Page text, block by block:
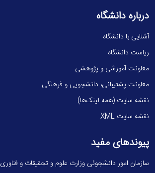
درباره دانشگاه
آشنایی با دانشگاه
ریاست دانشگاه
معاونت آموزشی و پژوهشی
معاونت پشتیبانی، دانشجویی و فرهنگی
نقشه سایت (همه لینک‌ها)
نقشه سایت XML
پیوندهای مفید
سازمان امور دانشجوئی وزارت علوم و تحقیقات و فناوری